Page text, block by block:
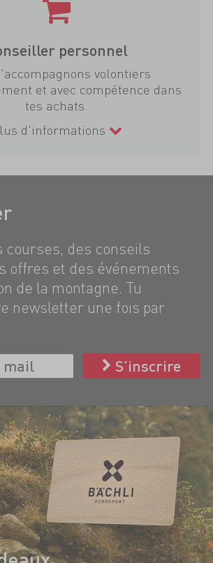
personnel
volontiers
et avec compétence dans
tes achats.
d'informations
courses, des conseils
offres et des événements
de la montagne. Tu
newsletter une fois par
S’inscrire